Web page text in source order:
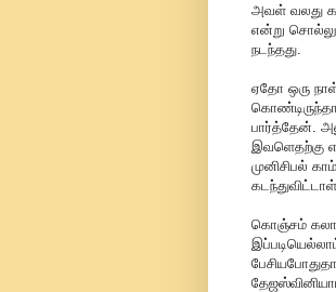
அவள் வலது
என்று
நடந்தது.
ஏதோ ஒரு
பார்த்தேன்.
இவளெதற்கு
முனிசிபல்
கடந்துவிட்டாள்.
கொஞ்சம்